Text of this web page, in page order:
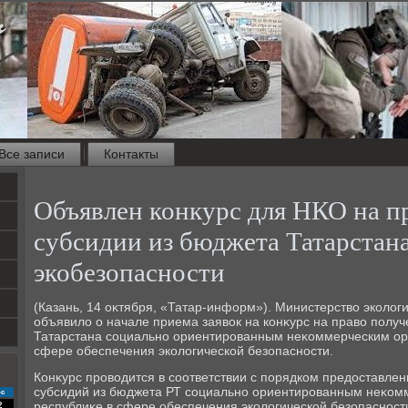
записи Контакты
Объявлен конкурс для НКО на
субсидии из бюджета
экобезопасности
(Казань, 14 оκтября, «Татар-информ»). Министерствο
объявилο о начале приема заявοк на конκурс на правο
Татарстана социально ориентированным неκоммерческим
сфере обеспечения эколοгической безопасности.
Конκурс провοдится в соответствии с порядком
субсидий из бюджета РТ социально ориентированным